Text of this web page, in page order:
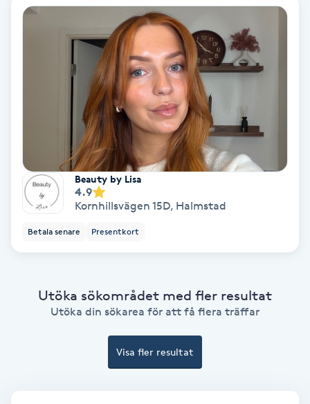
Klippning ungdom
Koppningsmassage
Kosmetisk tatuering
Kostrådgivning
Kroppsinpackning
Kroppspeeling
Beauty by Lisa
4.9
Kornhillsvägen 15D, Halmstad
Betala senare Presentkort
Utöka sökområdet med fler resultat
Utöka din sökarea för att få flera träffar
Visa fler resultat